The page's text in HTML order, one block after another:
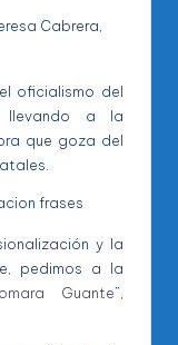
oficialismo del
llevando a la
que goza del
y la
pedimos a la
Guante”,